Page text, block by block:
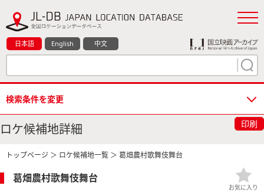
日本語 English 中文
検索条件を変更
ロケ候補地詳細 印刷
トップページ ＞ ロケ候補地一覧 ＞ 葛畑農村歌舞伎舞台
葛畑農村歌舞伎舞台
お気に入り